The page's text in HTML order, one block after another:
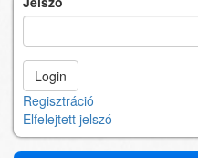
Regisztráció
Elfelejtett jelszó